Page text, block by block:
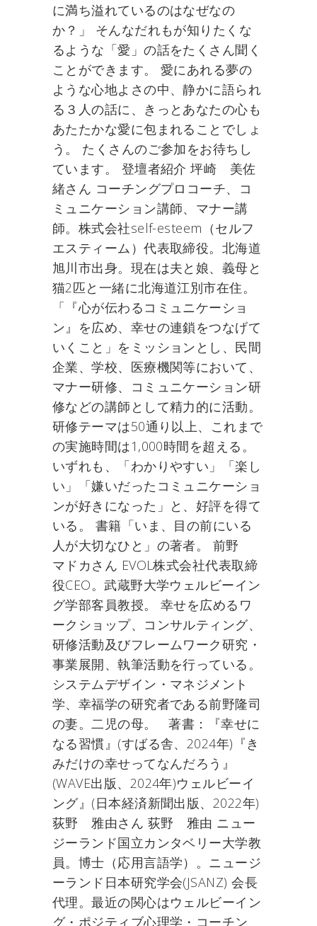
に満ち溢れているのはなぜなの
か？」 そんなだれもが知りたくな
るような「愛」の話をたくさん聞く
ことができます。 愛にあれる夢の
ような心地よさの中、静かに語られ
る３人の話に、きっとあなたの心も
あたたかな愛に包まれることでしょ
う。 たくさんのご参加をお待ちし
ています。 登壇者紹介 坪崎 美佐
緒さん コーチングプロコーチ、コ
ミュニケーション講師、マナー講
師。株式会社self-esteem（セルフ
エスティーム）代表取締役。北海道
旭川市出身。現在は夫と娘、義母と
猫2匹と一緒に北海道江別市在住。
「『心が伝わるコミュニケーショ
ン』を広め、幸せの連鎖をつなげて
いくこと」をミッションとし、民間
企業、学校、医療機関等において、
マナー研修、コミュニケーション研
修などの講師として精力的に活動。
研修テーマは50通り以上、これまで
の実施時間は1,000時間を超える。
いずれも、「わかりやすい」「楽し
い」「嫌いだったコミュニケーショ
ンが好きになった」と、好評を得て
いる。 書籍「いま、目の前にいる
人が大切なひと」の著者。 前野
マドカさん EVOL株式会社代表取締
役CEO。武蔵野大学ウェルビーイン
グ学部客員教授。 幸せを広めるワ
ークショップ、コンサルティング、
研修活動及びフレームワーク研究・
事業展開、執筆活動を行っている。
システムデザイン・マネジメント
学、幸福学の研究者である前野隆司
の妻。二児の母。 著書：『幸せに
なる習慣』(すばる舎、2024年)『き
みだけの幸せってなんだろう』
(WAVE出版、2024年)ウェルビーイ
ング』(日本経済新聞出版、2022年)
荻野 雅由さん 荻野 雅由 ニュー
ジーランド国立カンタベリー大学教
員。博士（応用言語学）。ニュージ
ーランド日本研究学会(JSANZ) 会長
代理。最近の関心はウェルビーイン
グ・ポジティブ心理学・コーチン